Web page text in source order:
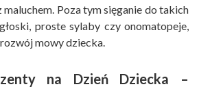
Poza tym sięganie do takich
proste sylaby czy onomatopeje,
mowy dziecka.
na Dzień Dziecka –